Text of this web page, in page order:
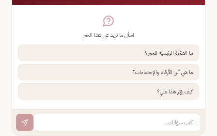
اسأل ما تريد عن هذا الخبر
ما الفكرة الرئيسية للخبر؟
ما هي أبرز الأرقام والإحصاءات؟
كيف يؤثر هذا علي؟